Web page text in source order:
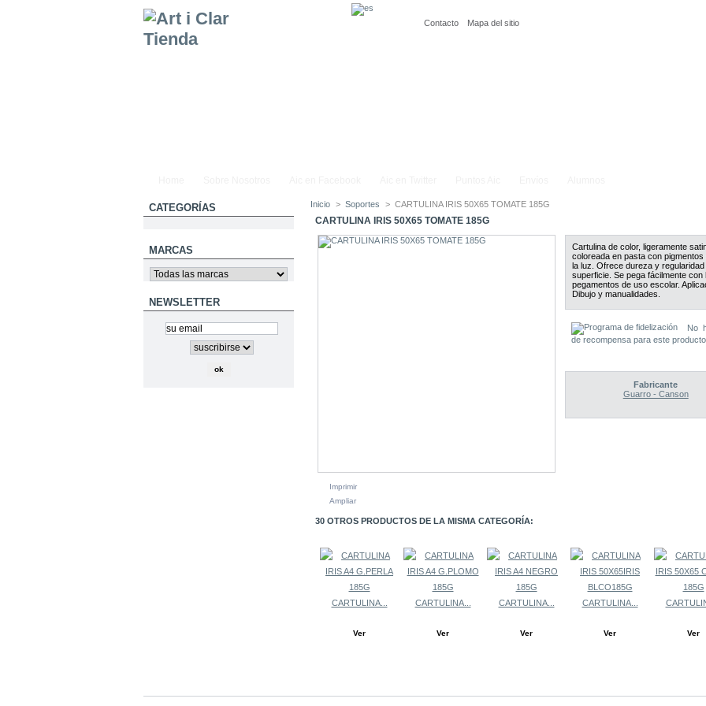
Contacto
Mapa del sitio
CATEGORÍAS
MARCAS
NEWSLETTER
Inicio > Soportes > CARTULINA IRIS 50X65 TOMATE 185G
CARTULINA IRIS 50X65 TOMATE 185G
Imprimir
Ampliar
Cartulina de color, ligeramente
coloreada en pasta con pigmentos
la luz. Ofrece dureza y regularidad
superficie. Se pega fácilmente con
pegamentos de uso escolar.
Dibujo y manualidades.
No
de recompensa para este
Fabricante
Guarro - Canson
30 OTROS PRODUCTOS DE LA MISMA CATEGORÍA:
CARTULINA...
Ver
CARTULINA...
Ver
CARTULINA...
Ver
CARTULINA...
Ver Ver